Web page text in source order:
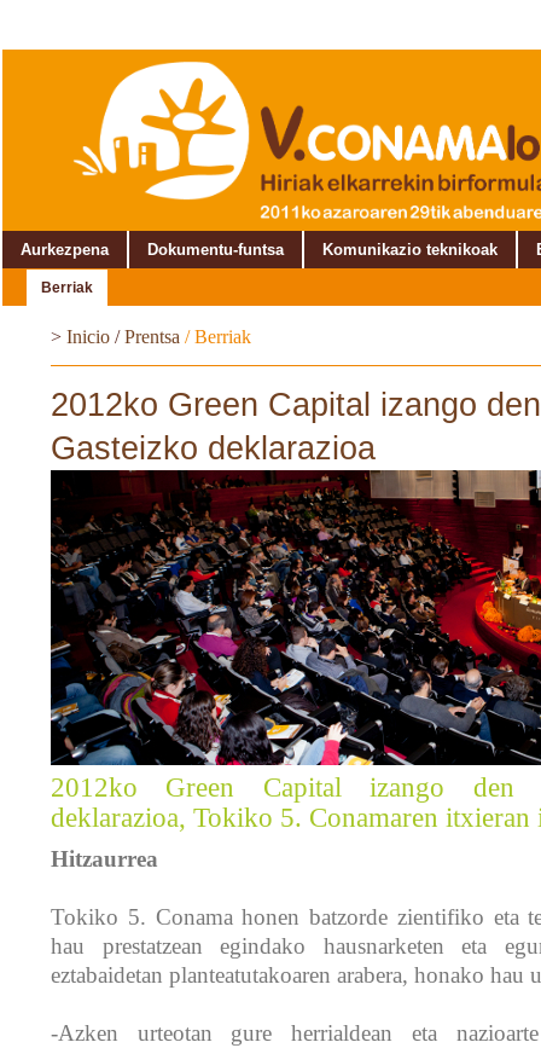
Aurkezpena Dokumentu-funtsa Komunikazio teknikoak
Berriak
> Inicio /Prentsa / Berriak
2012ko Green Capital izango
Gasteizko deklarazioa
2012ko Green Capital izango den
deklarazioa, Tokiko 5. Conamaren
Hitzaurrea
Tokiko 5. Conama honen batzorde zientifiko eta
hau prestatzean egindako hausnarketen eta
eztabaidetan planteatutakoaren arabera, honako hau
-Azken urteotan gure herrialdean eta